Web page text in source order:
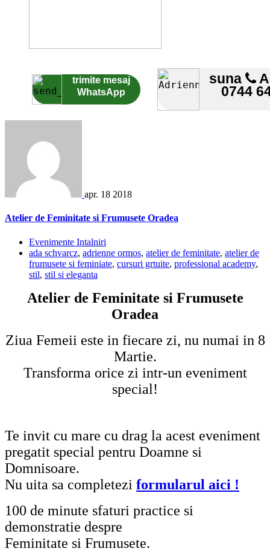
trimite mesaj
WhatsApp
suna
0744
apr. 18 2018
Atelier de Feminitate si Frumusete Oradea
Evenimente Intalniri
ada schvarcz, adrienne ormos, atelier de feminitate, atelier de
frumusete si feminiate, cursuri grtuite, professional academy,
stil, stil si eleganta
Atelier de Feminitate si Frumusete
Oradea
Ziua Femeii este in fiecare zi, nu numai in 8
Martie.
Transforma orice zi intr-un eveniment
special!
Te invit cu mare cu drag la acest eveniment
pregatit special pentru Doamne si
Domnisoare.
Nu uita sa completezi formularul aici !
100 de minute sfaturi practice si
demonstratie despre
Feminitate si Frumusete.